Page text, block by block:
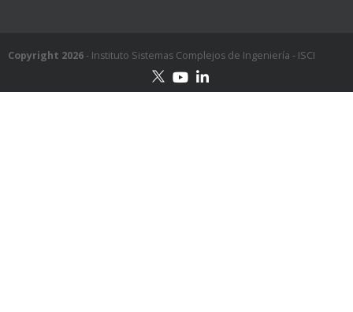
Copyright 2026- Instituto Sistemas Complejos de Ingeniería - ISCI